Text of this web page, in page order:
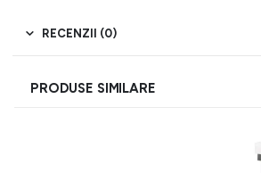
RECENZII (0)
PRODUSE SIMILARE